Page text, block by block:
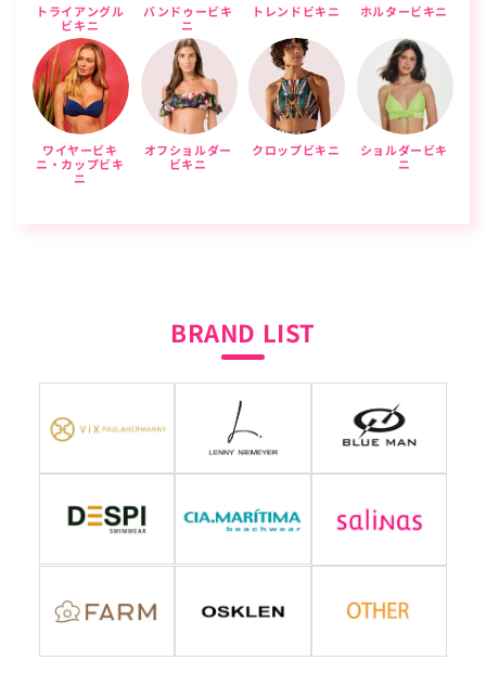
トライアングル
ビキニ
バンドゥービキ
ニ
トレンドビキニ ホルタービキニ
ワイヤービキ
ニ・カップビキ
ニ
オフショルダー
ビキニ
クロップビキニ
ショルダービキ
ニ
BRAND LIST